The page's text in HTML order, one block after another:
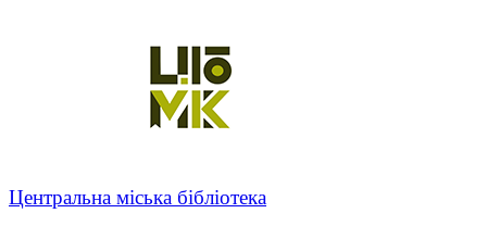
Центральна міська бібліотека